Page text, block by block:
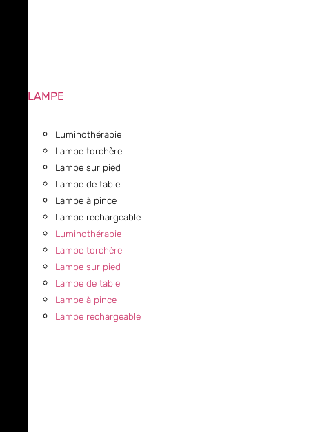
LAMPE
Luminothérapie
Lampe torchère
Lampe sur pied
Lampe de table
Lampe à pince
Lampe rechargeable
Luminothérapie
Lampe torchère
Lampe sur pied
Lampe de table
Lampe à pince
Lampe rechargeable